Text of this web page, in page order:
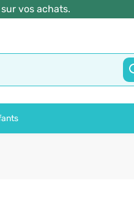
vos achats.